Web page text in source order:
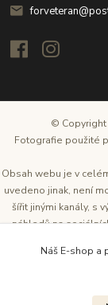
© Copyright
Fotografie použité
Obsah webu je v
uvedeno jinak, není
šířit jinými kanály, s
náhledů na
Náš E-shop a